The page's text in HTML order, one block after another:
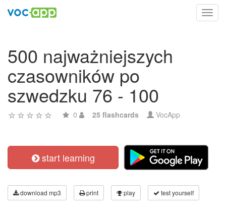
500 najważniejszych
czasowników po
szwedzku 76 - 100
0 25 flashcards VocApp
start learning
download mp3 print play test yourself